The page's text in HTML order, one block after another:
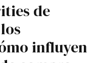
de
influyen